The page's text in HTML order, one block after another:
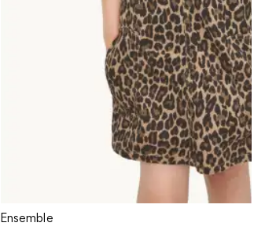
Ensemble